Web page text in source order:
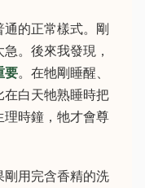
的正常樣式。剛
。後來我發現，
要。在牠剛睡醒、
白天牠熟睡時把
時鐘，牠才會尊
用完含香精的洗